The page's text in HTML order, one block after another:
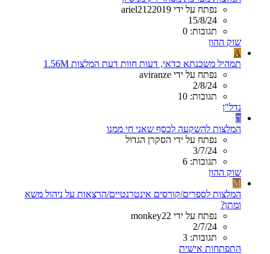
נפתח על ידי ariel2122019
15/8/24
תגובות: 0
שוק ההון
A
תמהיל משכנתא כדאי, דעות חוות דעת המלצות 1.56M
נפתח על ידי aviranze
2/8/24
תגובות: 10
נדל"ן
ה
המלצות להשקעה לכסף שאני חי ממנו
נפתח על ידי הסקרן הגדול
3/7/24
תגובות: 6
שוק ההון
M
המלצות לספרים/קורסים אינטרנטיים/הרצאות על ניהול משא
ומתן?
נפתח על ידי monkey22
2/7/24
תגובות: 3
התפתחות אישית